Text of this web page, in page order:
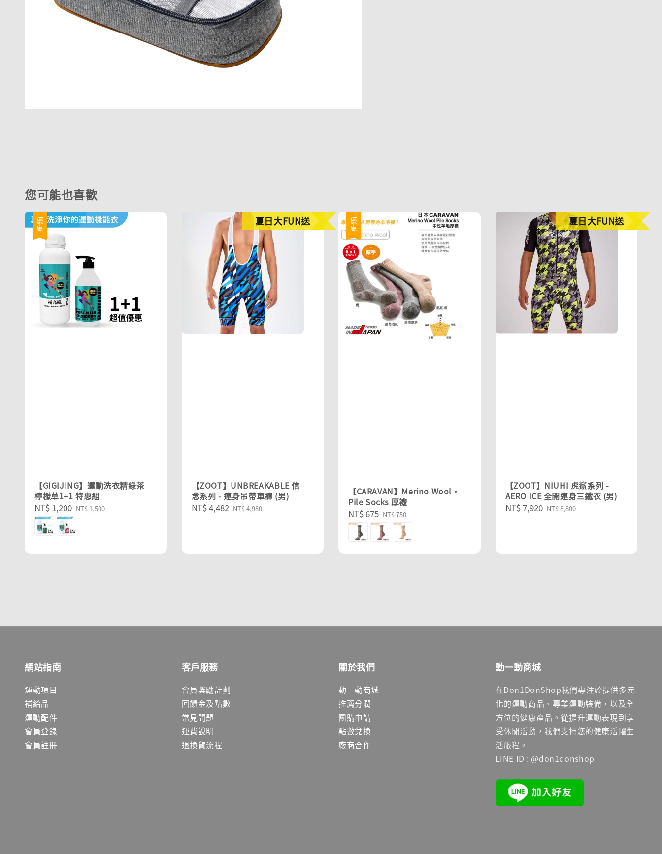
您可能也喜歡
優惠
【GIGIJING】運動洗衣精綠茶
檸檬草1+1 特惠組
Sale
price
NT$ 1,200 Regular
NT$ 1,500
夏日大FUN送
【ZOOT】UNBREAKABLE 信
念系列 - 連身吊帶車褲 (男)
Sale
NT$ 4,482 Regular
NT$ 4,980
優惠
【CARAVAN】Merino Wool‧
Pile Socks 厚襪
Sale
price
NT$ 675 Regular
price
NT$ 750
夏日大FUN送
【ZOOT】NIUHI 虎鯊系列 -
AERO ICE 全開連身三鐵衣 (男)
Sale
NT$ 7,920 Regular
NT$ 8,800
網站指南
運動項目
補給品
運動配件
會員登錄
會員註冊
客戶服務
會員獎勵計劃
回饋金及點數
常見問題
運費說明
退換貨流程
關於我們
動一動商城
推薦分潤
團購申請
點數兌換
廠商合作
動一動商城
在Don1DonShop我們專注於提供多元
化的運動商品、專業運動裝備，以及全
方位的健康產品。從提升運動表現到享
受休閒活動，我們支持您的健康活躍生
活旅程。
LINE ID : @don1donshop